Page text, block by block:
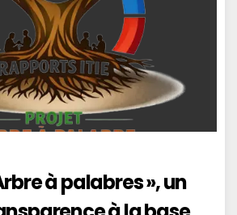
à palabres », un